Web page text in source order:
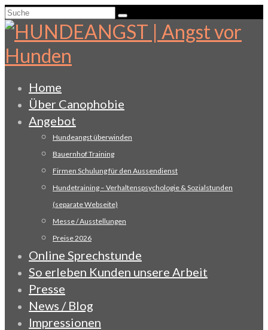
Suche
nach:
Home
Über Canophobie
Angebot
Hundeangst überwinden
Bauernhof Training
Firmen Schulung für den Aussendienst
Hundetraining – Verhaltenspsychologie & Sozialstunden
(separate Webseite)
Messe / Ausstellungen
Preise 2026
Online Sprechstunde
So erleben Kunden unsere Arbeit
Presse
News / Blog
Impressionen